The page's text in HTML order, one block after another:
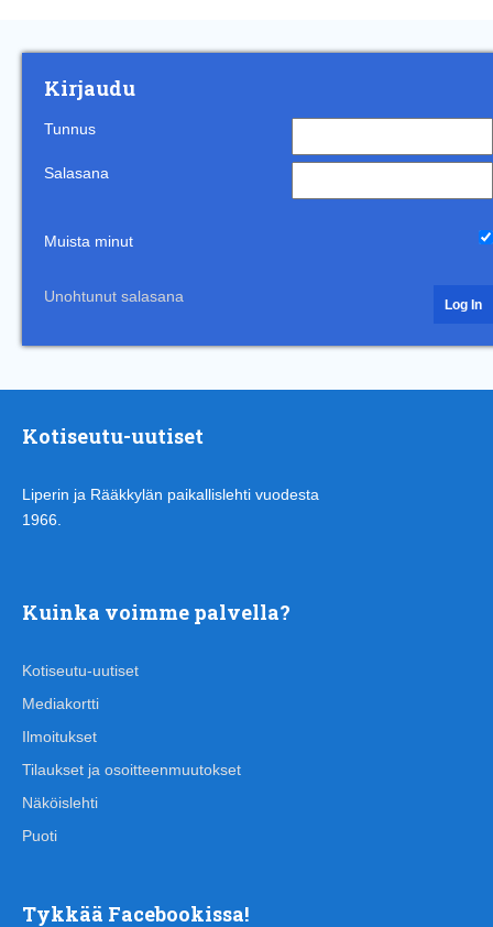
Kirjaudu
Tunnus
Salasana
Muista minut
Unohtunut salasana
Kotiseutu-uutiset
Liperin ja Rääkkylän paikallislehti vuodesta
1966.
Kuinka voimme palvella?
Kotiseutu-uutiset
Mediakortti
Ilmoitukset
Tilaukset ja osoitteenmuutokset
Näköislehti
Puoti
Tykkää Facebookissa!